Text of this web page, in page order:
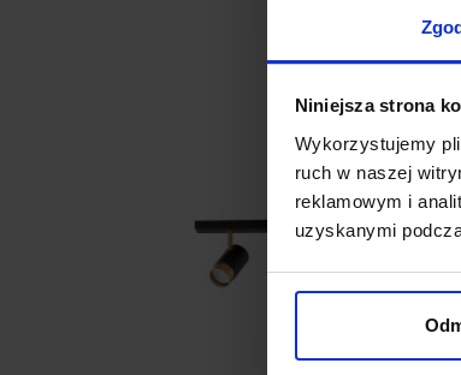
Niniejsza strona
Wykorzystujemy
ruch w naszej
reklamowym i
uzyskanymi